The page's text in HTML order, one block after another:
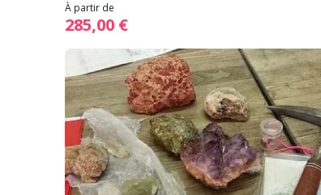
À partir de
285,00 €